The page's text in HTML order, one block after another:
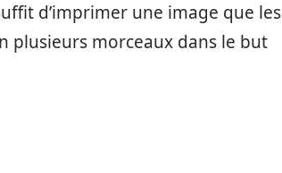
d’imprimer une image que les
plusieurs morceaux dans le but